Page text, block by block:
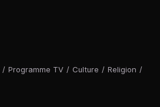
/ Programme TV / Culture / Religion /